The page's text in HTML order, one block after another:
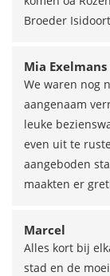
Broeder
Mia
We waren nog
aangenaam
leuke
even uit te
aangeboden
maakten er
Marcel
Alles kort bij
stad en de